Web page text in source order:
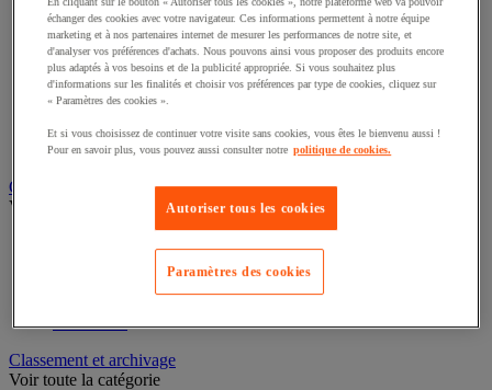
Éclairage scénique et architectural
Éclairage studio et accessoirisation
Équipement audio et Hi-Fi
Matériel de projection et vidéoprojection
Sonorisation et enregistrement professionnels
Studio Web radio et vidéo
Système d'affichage dynamique et interactif
Télévision, lecteur DVD et Blu-ray
Chauffage, climatisation et traitement de l'air
Voir toute la catégorie
Rafraîchisseur d'air
Ventilateur
Classement et archivage
Voir toute la catégorie
échanger des cookies avec votre navigateur. Ces informations permettent à notre équipe
marketing et à nos partenaires internet de mesurer les performances de notre site, et
d'analyser vos préférences d'achats. Nous pouvons ainsi vous proposer des produits encore
plus adaptés à vos besoins et de la publicité appropriée. Si vous souhaitez plus
d'informations sur les finalités et choisir vos préférences par type de cookies, cliquez sur
« Paramètres des cookies ».
Et si vous choisissez de continuer votre visite sans cookies, vous êtes le bienvenu aussi !
Pour en savoir plus, vous pouvez aussi consulter notre politique de cookies.
Autoriser tous les cookies
Paramètres des cookies